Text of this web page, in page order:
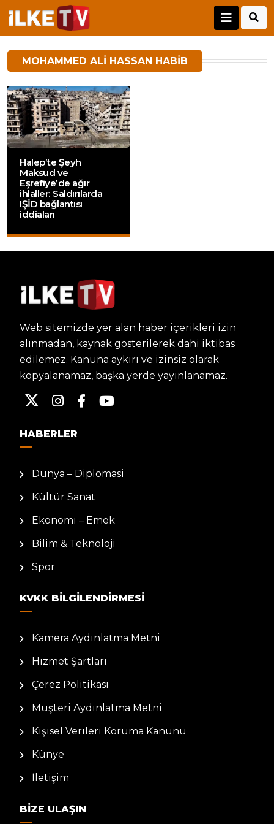
MOHAMMED ALI HASSAN HABIB
Halep’te Şeyh
Maksud ve
Eşrefiye’de ağır
ihlaller: Saldırılarda
IŞİD bağlantısı
iddiaları
Web sitemizde yer alan haber içerikleri izin
alınmadan, kaynak gösterilerek dahi iktibas
edilemez. Kanuna aykırı ve izinsiz olarak
kopyalanamaz, başka yerde yayınlanamaz.
HABERLER
Dünya – Diplomasi
Kültür Sanat
Ekonomi – Emek
Bilim & Teknoloji
Spor
KVKK BILGILENDIRMESI
Kamera Aydınlatma Metni
Hizmet Şartları
Çerez Politikası
Müşteri Aydınlatma Metni
Kişisel Verileri Koruma Kanunu
Künye
İletişim
BIZE ULAŞIN